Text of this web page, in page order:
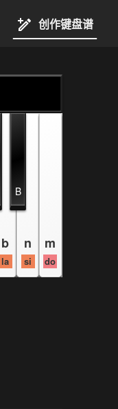
创作键盘谱
b
la
n
si
m
do
B